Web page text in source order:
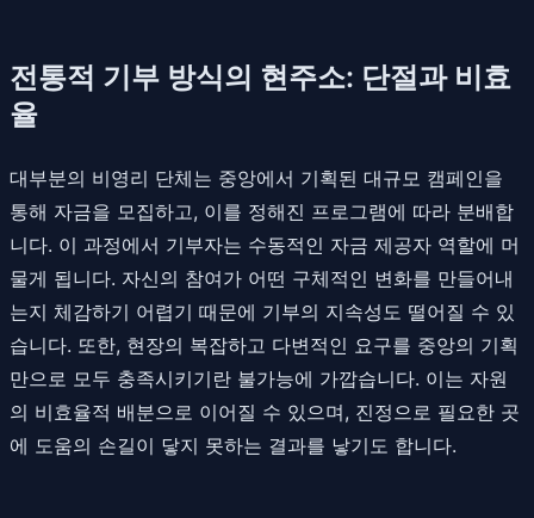
전통적 기부 방식의 현주소: 단절과 비효
율
대부분의 비영리 단체는 중앙에서 기획된 대규모 캠페인을
통해 자금을 모집하고, 이를 정해진 프로그램에 따라 분배합
니다. 이 과정에서 기부자는 수동적인 자금 제공자 역할에 머
물게 됩니다. 자신의 참여가 어떤 구체적인 변화를 만들어내
는지 체감하기 어렵기 때문에 기부의 지속성도 떨어질 수 있
습니다. 또한, 현장의 복잡하고 다변적인 요구를 중앙의 기획
만으로 모두 충족시키기란 불가능에 가깝습니다. 이는 자원
의 비효율적 배분으로 이어질 수 있으며, 진정으로 필요한 곳
에 도움의 손길이 닿지 못하는 결과를 낳기도 합니다.